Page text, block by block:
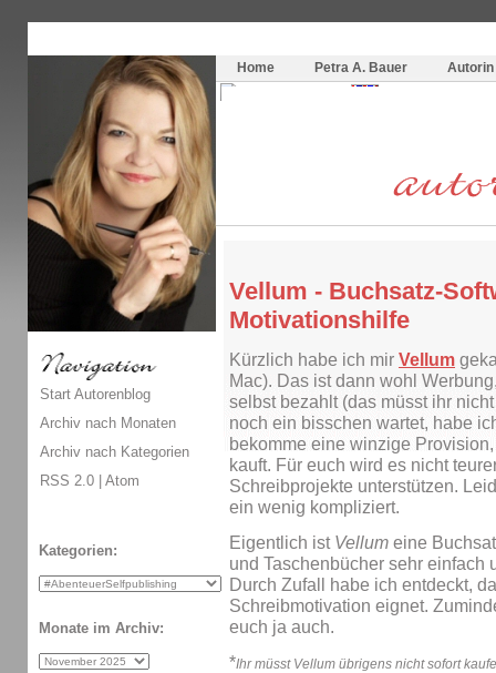
Home
Petra A. Bauer Autorin
Vellum - Buchsatz-
Motivationshilfe
Kürzlich habe ich mir Vellum
Mac). Das ist dann wohl
selbst bezahlt (das müsst ihr
noch ein bisschen wartet, habe
bekomme eine winzige
kauft. Für euch wird es nicht
Schreibprojekte unterstützen.
ein wenig kompliziert.
Eigentlich ist Vellum eine
und Taschenbücher sehr einfach
Durch Zufall habe ich entdeckt,
Schreibmotivation eignet.
euch ja auch.
*Ihr müsst Vellum übrigens nicht sofort
Start Autorenblog
Archiv nach Monaten
Archiv nach Kategorien
RSS 2.0 | Atom
Kategorien:
Monate im Archiv: